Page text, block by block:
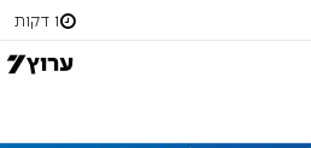
1 דקות